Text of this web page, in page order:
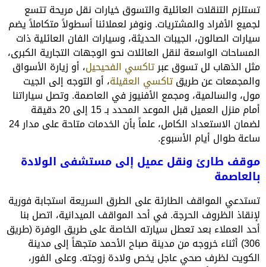
تستلزم التنقلات العائلية والتسوق خيارات نقل مريحة تتسع
لجميع الأفراد والمشتريات. ونوفر لعملائنا أسطولاً متكاملاً يضم
سيارات الصالون، الجيبات الحديثة، وسيارات الفان العائلية ذات
المساحات الواسعة لنقل العائلات نحو الوجهات التجارية الكبرى،
مثل الذهاب لل تسوق عبرتاكسي الفحيحيل، أو زيارة الأسواق
والمجمعات عن طريقتاكسي العقيلة، أو التوجه إلى الجيت
مول، والسالمية، ومجمع الأفنيوز في العاصمة. وتصل سياراتنا
أمام منزل العميل قبل الموعد المحدد بـ 15 إلى 20 دقيقة
لضمان الاستعداد الكامل، علماً بأن الخدمات متاحة على مدار 24
ساعة طوال أيام الأسبوع.
موقف طارئ ونقل عميل إلى مستشفى الولادة
بالعاصمة
تستدعي المواقف الطارئة على الطرق السريعة استجابة فورية
لإنقاذ الظروف الحرجة. في أحد المواقف الميدانية، اتصل بنا
أحد العملاء بعد تعطل سيارته الخاصة على طريق الوفرة (طريق
306) أثناء خروجه من مدينة صباح الأحمد متجهاً إلى مدينة
الكويت لظرف صحي عاجل يخص ولادة زوجته. وعلى الفور،